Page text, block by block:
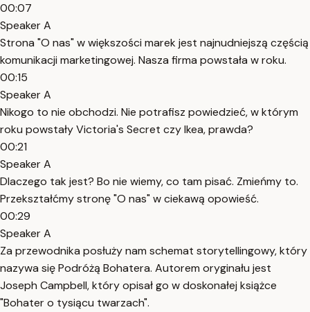
00:07
Speaker A
Strona "O nas" w większości marek jest najnudniejszą częścią
komunikacji marketingowej. Nasza firma powstała w roku.
00:15
Speaker A
Nikogo to nie obchodzi. Nie potrafisz powiedzieć, w którym
roku powstały Victoria's Secret czy Ikea, prawda?
00:21
Speaker A
Dlaczego tak jest? Bo nie wiemy, co tam pisać. Zmieńmy to.
Przekształćmy stronę "O nas" w ciekawą opowieść.
00:29
Speaker A
Za przewodnika posłuży nam schemat storytellingowy, który
nazywa się Podróżą Bohatera. Autorem oryginału jest
Joseph Campbell, który opisał go w doskonałej książce
"Bohater o tysiącu twarzach".